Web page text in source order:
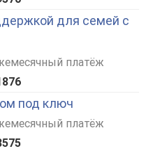
для семей с
платёж
под ключ
платёж